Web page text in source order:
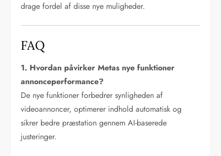
drage fordel af disse nye muligheder.
FAQ
1. Hvordan påvirker Metas nye funktioner
annonceperformance?
De nye funktioner forbedrer synligheden af
videoannoncer, optimerer indhold automatisk og
sikrer bedre præstation gennem AI-baserede
justeringer.